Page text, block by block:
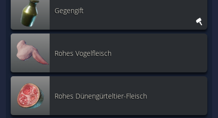
Gegengift
Rohes Vogelfleisch
Rohes Dünengürteltier-Fleisch